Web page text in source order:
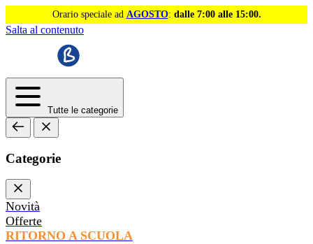
Orario speciale ad AGOSTO: dalle 7:00 alle 15:00.
Salta al contenuto
Tutte le categorie
Categorie
Novità
Offerte
RITORNO A SCUOLA